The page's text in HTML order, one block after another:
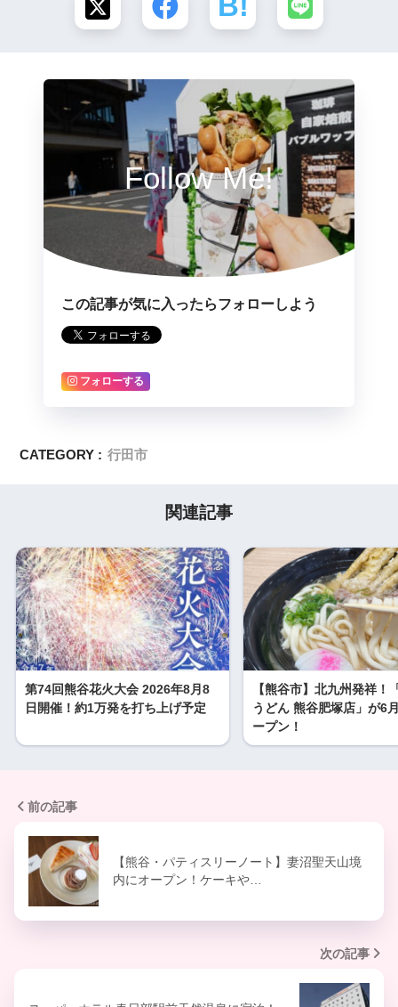
Follow Me!
この記事が気に入ったらフォローしよう
フォローする
CATEGORY : 行田市
関連記事
第74回熊谷花火大会 2026年8月8
日開催！約1万発を打ち上げ予定
【熊谷市】北九州発祥！
うどん 熊谷肥塚店」が6
ープン！
前の記事
【熊谷・パティスリーノート】妻沼聖天山境
内にオープン！ケーキや…
次の記事